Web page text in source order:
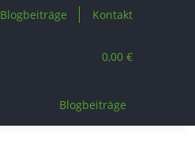
Blogbeiträge Kontakt
0,00 €
Blogbeiträge